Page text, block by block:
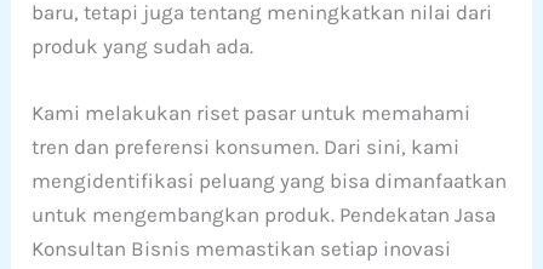
baru, tetapi juga tentang meningkatkan nilai dari
produk yang sudah ada.
Kami melakukan riset pasar untuk memahami
tren dan preferensi konsumen. Dari sini, kami
mengidentifikasi peluang yang bisa dimanfaatkan
untuk mengembangkan produk. Pendekatan Jasa
Konsultan Bisnis memastikan setiap inovasi